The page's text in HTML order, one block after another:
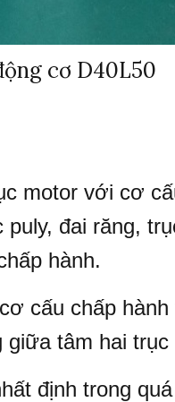
cơ D40L50
motor với cơ
đai răng,
hành.
cấu chấp
giữa tâm hai trục
định trong